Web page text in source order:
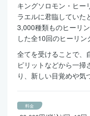
キングソロモン・ヒー
ラエルに君臨していた
3,000種類ものヒーリ
した全10回のヒーリン
全てを受けることで、
ピリットなどから一掃
り、新しい目覚めや気
料金